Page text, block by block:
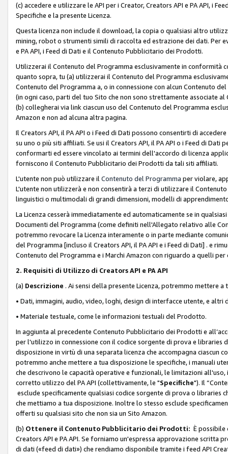
(c) accedere e utilizzare le API per i Creator, Creators API e PA API, i
Specifiche e la presente Licenza.
Questa licenza non include il download, la copia o qualsiasi altro
mining, robot o strumenti simili di raccolta ed estrazione dei dati. Per
e PA API, i Feed di Dati e il Contenuto Pubblicitario dei Prodotti.
Utilizzerai il Contenuto del Programma esclusivamente in conformità
quanto sopra, tu (a) utilizzerai il Contenuto del Programma
Contenuto del Programma a, o in connessione con alcun Contenuto
(in ogni caso, parti del tuo Sito che non sono strettamente associate
(b) collegherai via link ciascun uso del Contenuto del Programma
Amazon e non ad alcuna altra pagina.
Il Creators API, il PA API o i Feed di Dati possono consentirti di
su uno o più siti affiliati. Se usi il Creators API, il PA API o i Feed di
conformarti ed essere vincolato ai termini dell'accordo di licenza
forniscono il Contenuto Pubblicitario dei Prodotti da tali siti affiliati.
L'utente non può utilizzare il Contenuto del Programma per violare,
L'utente non utilizzerà e non consentirà a terzi di utilizzare il
linguistici o multimodali di grandi dimensioni, modelli di
La Licenza cesserà immediatamente ed automaticamente se in
Documenti del Programma (come definiti nell'Allegato relativo alle
potremmo revocare la Licenza interamente o in parte mediante
del Programma [incluso il Creators API, il PA API e i Feed di Dati] . e
Contenuto del Programma e i Marchi Amazon con riguardo a quelli
2. Requisiti di Utilizzo di Creators API e PA API
(a) Descrizione . Ai sensi della presente Licenza, potremmo mettere
• Dati, immagini, audio, video, loghi, design di interfacce utente, e altri
• Materiale testuale, come le informazioni testuali del Prodotto.
In aggiunta al precedente Contenuto Pubblicitario dei Prodotti e
per l'utilizzo in connessione con il codice sorgente di prova e libraries
disposizione in virtù di una separata licenza che accompagna ciascun
potremmo anche mettere a tua disposizione le specifiche, i manuali
che descrivono le capacità operative e funzionali, le limitazioni
corretto utilizzo del PA API (collettivamente, le "Specifiche"). Il
esclude specificamente qualsiasi codice sorgente di prova o libraries
che mettiamo a tua disposizione. Inoltre lo stesso esclude
offerti su qualsiasi sito che non sia un Sito Amazon.
(b) Ottenere il Contenuto Pubblicitario dei Prodotti: È
Creators API e PA API. Se forniamo un'espressa approvazione
di dati («feed di dati») che rendiamo disponibile tramite i feed API